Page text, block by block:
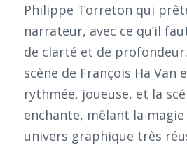
Philippe Torreton qui
narrateur, avec ce qu’il
de clarté et de
scène de François Ha Van
rythmée, joueuse, et la
enchante, mêlant la
univers graphique très